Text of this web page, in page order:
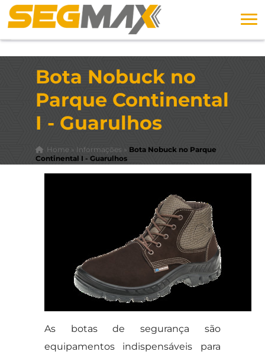
Bota Nobuck no
Parque Continental
I - Guarulhos
Home» Informações » Bota Nobuck no Parque
Continental I - Guarulhos
As botas de segurança são
equipamentos indispensáveis para